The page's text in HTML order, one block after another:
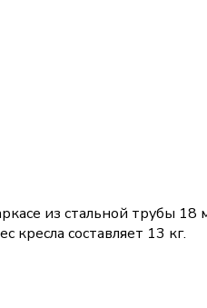
из стальной трубы
кресла составляет 13 кг.